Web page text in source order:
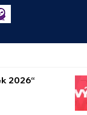
2026“